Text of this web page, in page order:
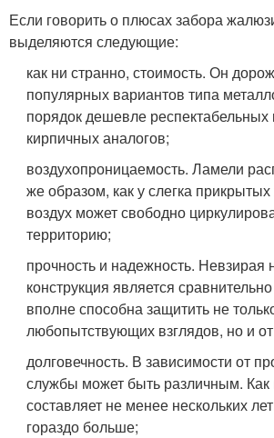
Если говорить о плюсах забора
выделяются следующие:
как ни странно, стоимость. Он
популярных вариантов типа
порядок дешевле респектабельных
кирпичных аналогов;
воздухопроницаемость. Ламели
же образом, как у слегка
воздух может свободно
территорию;
прочность и надежность. Невзирая
конструкция является
вполне способна защитить не
любопытствующих взглядов, но и
долговечность. В зависимости от
службы может быть различным. Как
составляет не менее нескольких
гораздо больше;